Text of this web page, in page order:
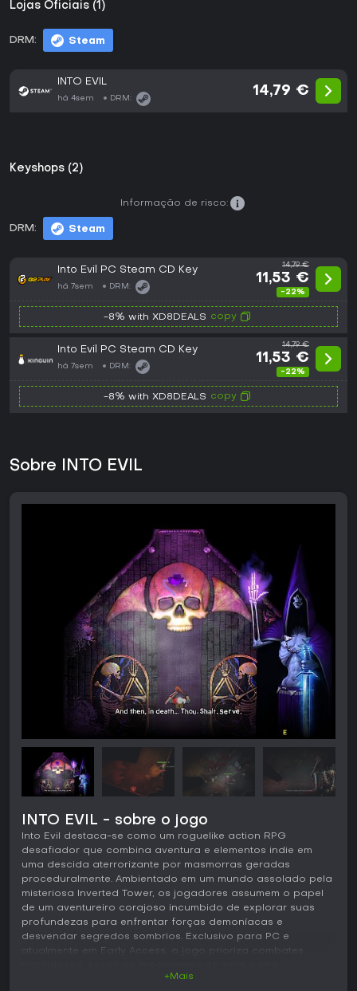
Lojas Oficiais (1)
DRM: Steam
INTO EVIL
há 4sem DRM:
14,79 €
Keyshops (2)
DRM: Steam
Informação de risco:
Into Evil PC Steam CD Key
há 7sem DRM:
14,79 €
11,53 €
-22%
-8% with XD8DEALS copy
Into Evil PC Steam CD Key
há 7sem DRM:
14,79 €
11,53 €
-22%
-8% with XD8DEALS copy
Sobre INTO EVIL
INTO EVIL - sobre o jogo
Into Evil destaca-se como um roguelike action RPG
desafiador que combina aventura e elementos indie em
uma descida aterrorizante por masmorras geradas
proceduralmente. Ambientado em um mundo assolado pela
misteriosa Inverted Tower, os jogadores assumem o papel
de um aventureiro corajoso incumbido de explorar suas
profundezas para enfrentar forças demoníacas e
desvendar segredos sombrios. Exclusivo para PC e
atualmente em Early Access, o jogo prioriza combates
rejogabilidade graças a layouts mutáveis e mecânicas
+Mais